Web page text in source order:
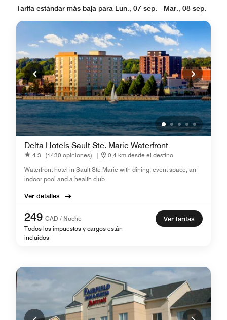
Tarifa estándar más baja para Lun., 07 sep. - Mar., 08 sep.
Delta Hotels Sault Ste. Marie Waterfront
4.3 (1430 opiniones) |
0,4 km desde el destino
Waterfront hotel in Sault Ste Marie with dining, event space, an
indoor pool and a health club.
Ver detalles
249 CAD / Noche
Todos los impuestos y cargos están
incluidos
Ver tarifas